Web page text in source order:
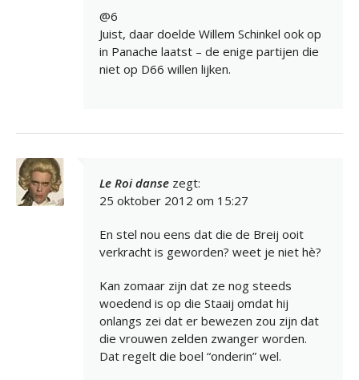
@6
Juist, daar doelde Willem Schinkel ook op
in Panache laatst – de enige partijen die
niet op D66 willen lijken.
Le Roi danse zegt:
25 oktober 2012 om 15:27
En stel nou eens dat die de Breij ooit
verkracht is geworden? weet je niet hè?
Kan zomaar zijn dat ze nog steeds
woedend is op die Staaij omdat hij
onlangs zei dat er bewezen zou zijn dat
die vrouwen zelden zwanger worden.
Dat regelt die boel “onderin” wel.